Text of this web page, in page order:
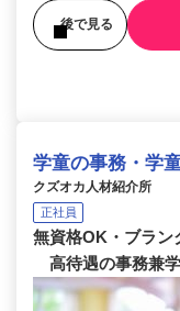
後で見る
学童の事務・学
クズオカ人材紹介所
正社員
無資格OK・ブラン
高待遇の事務兼